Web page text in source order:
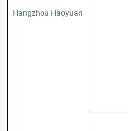
Hangzhou Haoyuan